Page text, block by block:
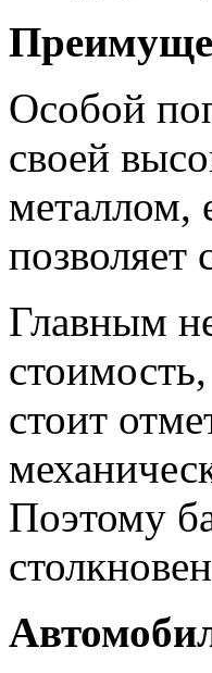
Особой
своей
металлом,
позволяет
Главным
стоит
Поэтому